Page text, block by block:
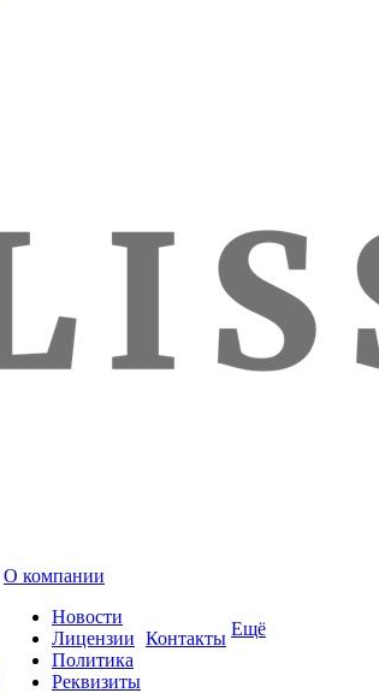
О компании
Новости
Лицензии
Политика
Реквизиты
Контакты Ещё